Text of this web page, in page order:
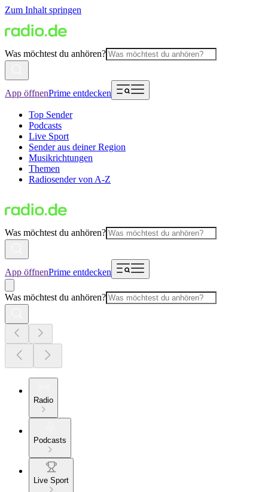
Zum Inhalt springen
Was möchtest du anhören?
App öffnenPrime entdecken
Top Sender
Podcasts
Live Sport
Sender aus deiner Region
Musikrichtungen
Themen
Radiosender von A-Z
Was möchtest du anhören?
App öffnenPrime entdecken
Was möchtest du anhören?
Radio
Podcasts
Live Sport